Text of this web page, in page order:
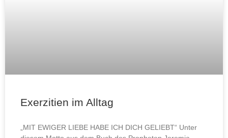
Exerzitien im Alltag
„MIT EWIGER LIEBE HABE ICH DICH GELIEBT“ Unter